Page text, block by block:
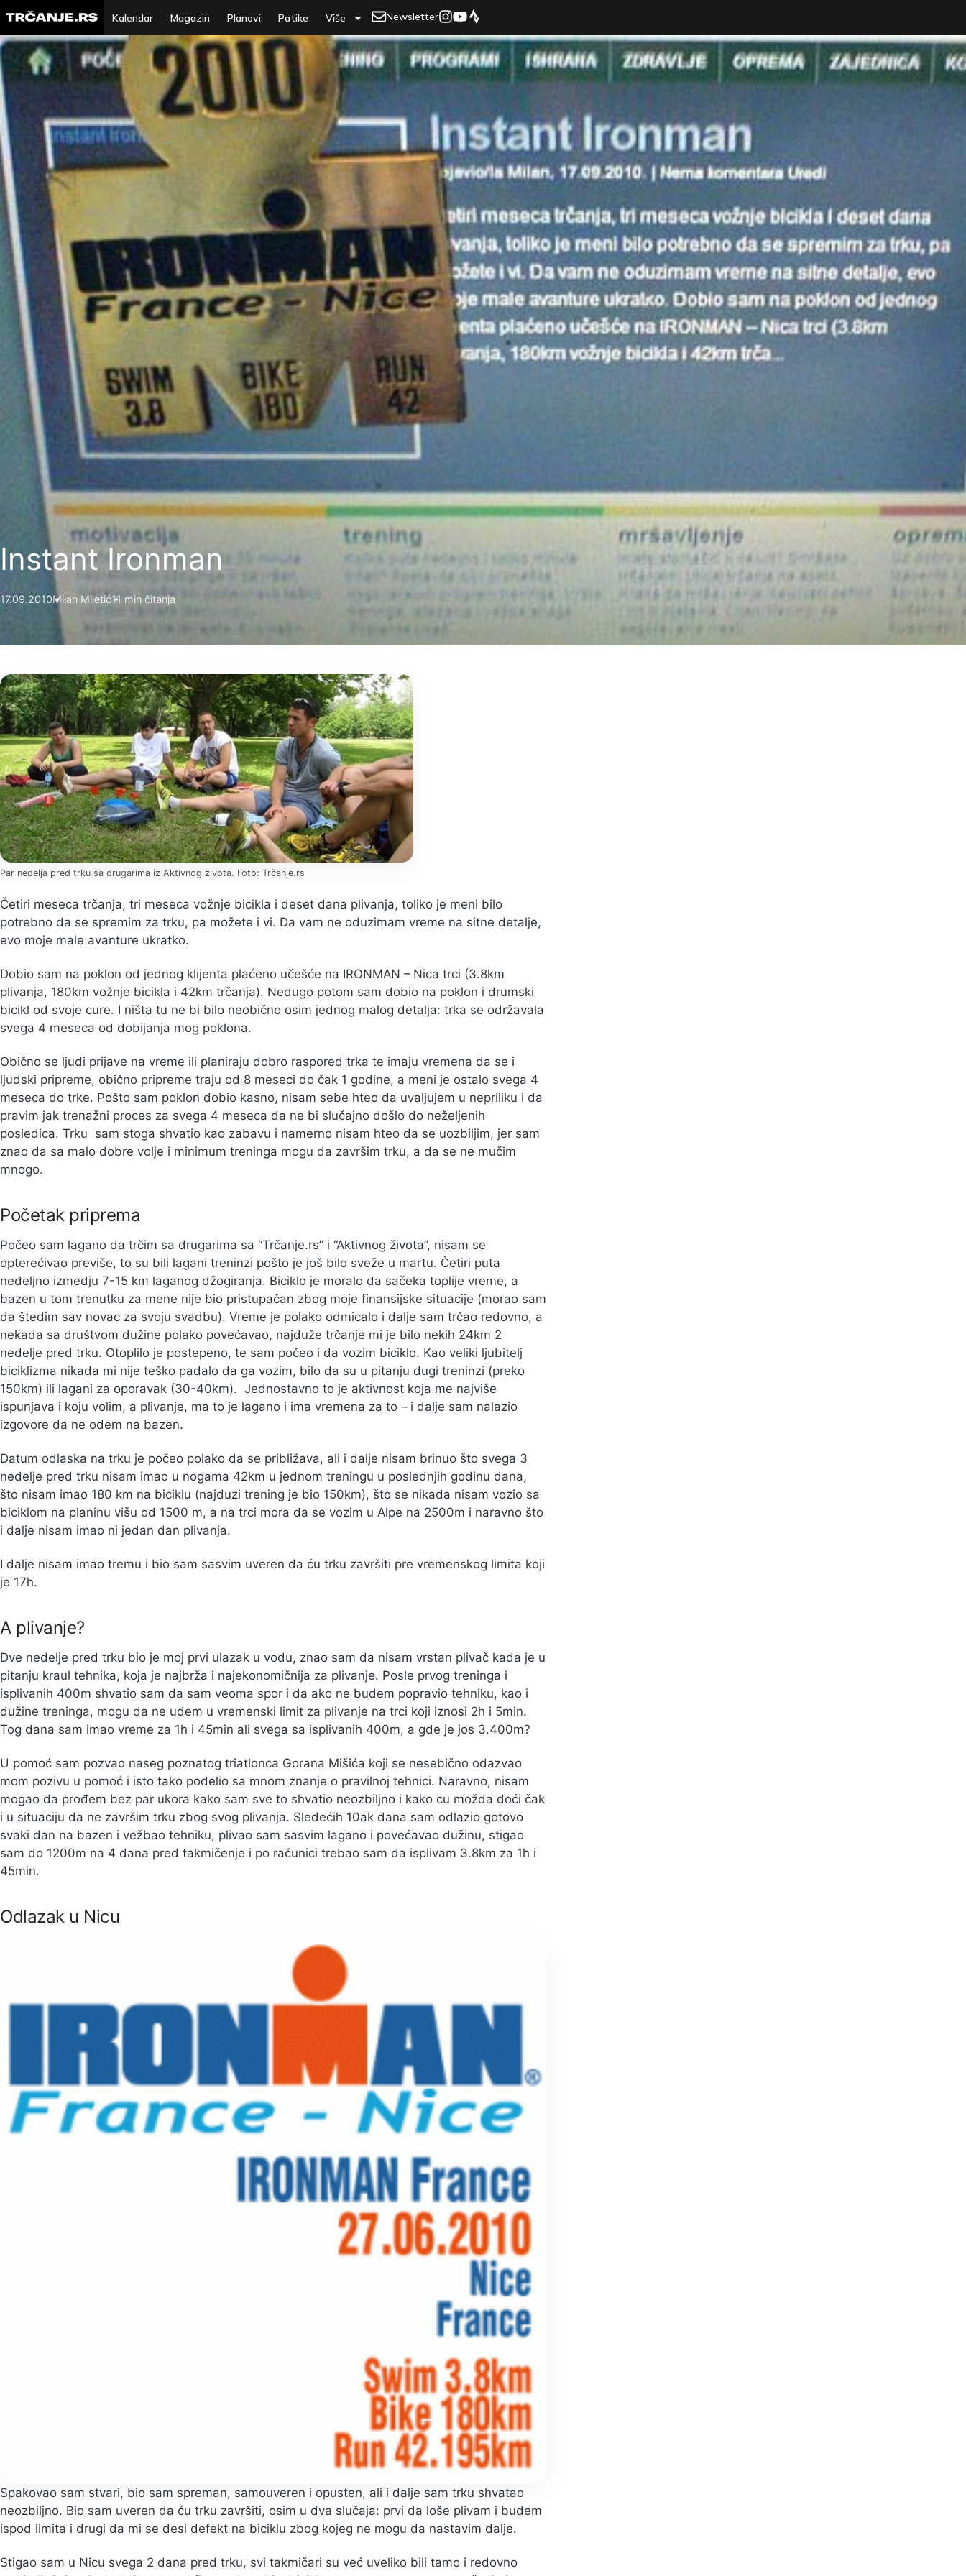
Kalendar Magazin Planovi Patike Više Newsletter
Instant Ironman
17.09.2010Milan Miletić11 min čitanja
Par nedelja pred trku sa drugarima iz Aktivnog života. Foto: Trčanje.rs
Četiri meseca trčanja, tri meseca vožnje bicikla i deset dana plivanja, toliko je meni bilo
potrebno da se spremim za trku, pa možete i vi. Da vam ne oduzimam vreme na sitne detalje,
evo moje male avanture ukratko.
Dobio sam na poklon od jednog klijenta plaćeno učešće na IRONMAN – Nica trci (3.8km
plivanja, 180km vožnje bicikla i 42km trčanja). Nedugo potom sam dobio na poklon i drumski
bicikl od svoje cure. I ništa tu ne bi bilo neobično osim jednog malog detalja: trka se održavala
svega 4 meseca od dobijanja mog poklona.
Obično se ljudi prijave na vreme ili planiraju dobro raspored trka te imaju vremena da se i
ljudski pripreme, obično pripreme traju od 8 meseci do čak 1 godine, a meni je ostalo svega 4
meseca do trke. Pošto sam poklon dobio kasno, nisam sebe hteo da uvaljujem u nepriliku i da
pravim jak trenažni proces za svega 4 meseca da ne bi slučajno došlo do neželjenih
posledica. Trku sam stoga shvatio kao zabavu i namerno nisam hteo da se uozbiljim, jer sam
znao da sa malo dobre volje i minimum treninga mogu da završim trku, a da se ne mučim
mnogo.
Početak priprema
Počeo sam lagano da trčim sa drugarima sa “Trčanje.rs” i “Aktivnog života”, nisam se
opterećivao previše, to su bili lagani treninzi pošto je još bilo sveže u martu. Četiri puta
nedeljno izmedju 7-15 km laganog džogiranja. Biciklo je moralo da sačeka toplije vreme, a
bazen u tom trenutku za mene nije bio pristupačan zbog moje finansijske situacije (morao sam
da štedim sav novac za svoju svadbu). Vreme je polako odmicalo i dalje sam trčao redovno, a
nekada sa društvom dužine polako povećavao, najduže trčanje mi je bilo nekih 24km 2
nedelje pred trku. Otoplilo je postepeno, te sam počeo i da vozim biciklo. Kao veliki ljubitelj
biciklizma nikada mi nije teško padalo da ga vozim, bilo da su u pitanju dugi treninzi (preko
150km) ili lagani za oporavak (30-40km). Jednostavno to je aktivnost koja me najviše
ispunjava i koju volim, a plivanje, ma to je lagano i ima vremena za to – i dalje sam nalazio
izgovore da ne odem na bazen.
Datum odlaska na trku je počeo polako da se približava, ali i dalje nisam brinuo što svega 3
nedelje pred trku nisam imao u nogama 42km u jednom treningu u poslednjih godinu dana,
što nisam imao 180 km na biciklu (najduzi trening je bio 150km), što se nikada nisam vozio sa
biciklom na planinu višu od 1500 m, a na trci mora da se vozim u Alpe na 2500m i naravno što
i dalje nisam imao ni jedan dan plivanja.
I dalje nisam imao tremu i bio sam sasvim uveren da ću trku završiti pre vremenskog limita koji
je 17h.
A plivanje?
Dve nedelje pred trku bio je moj prvi ulazak u vodu, znao sam da nisam vrstan plivač kada je u
pitanju kraul tehnika, koja je najbrža i najekonomičnija za plivanje. Posle prvog treninga i
isplivanih 400m shvatio sam da sam veoma spor i da ako ne budem popravio tehniku, kao i
dužine treninga, mogu da ne uđem u vremenski limit za plivanje na trci koji iznosi 2h i 5min.
Tog dana sam imao vreme za 1h i 45min ali svega sa isplivanih 400m, a gde je jos 3.400m?
U pomoć sam pozvao naseg poznatog triatlonca Gorana Mišića koji se nesebično odazvao
mom pozivu u pomoć i isto tako podelio sa mnom znanje o pravilnoj tehnici. Naravno, nisam
mogao da prođem bez par ukora kako sam sve to shvatio neozbiljno i kako cu možda doći čak
i u situaciju da ne završim trku zbog svog plivanja. Sledećih 10ak dana sam odlazio gotovo
svaki dan na bazen i vežbao tehniku, plivao sam sasvim lagano i povećavao dužinu, stigao
sam do 1200m na 4 dana pred takmičenje i po računici trebao sam da isplivam 3.8km za 1h i
45min.
Odlazak u Nicu
Spakovao sam stvari, bio sam spreman, samouveren i opusten, ali i dalje sam trku shvatao
neozbiljno. Bio sam uveren da ću trku završiti, osim u dva slučaja: prvi da loše plivam i budem
ispod limita i drugi da mi se desi defekt na biciklu zbog kojeg ne mogu da nastavim dalje.
Stigao sam u Nicu svega 2 dana pred trku, svi takmičari su već uveliko bili tamo i redovno